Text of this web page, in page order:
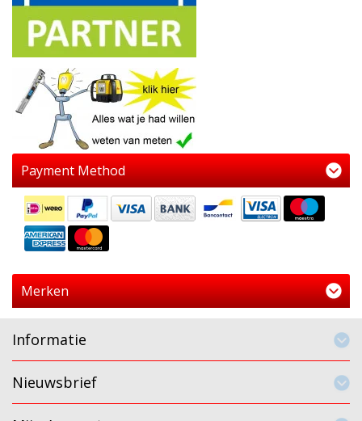
Payment Method
Merken
Informatie
Nieuwsbrief